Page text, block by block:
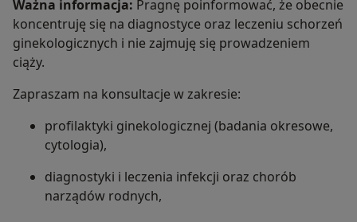
Ważna informacja: Pragnę poinformować, że obecnie
koncentruję się na diagnostyce oraz leczeniu schorzeń
ginekologicznych i nie zajmuję się prowadzeniem
ciąży.
Zapraszam na konsultacje w zakresie:
profilaktyki ginekologicznej (badania okresowe,
cytologia),
diagnostyki i leczenia infekcji oraz chorób
narządów rodnych,